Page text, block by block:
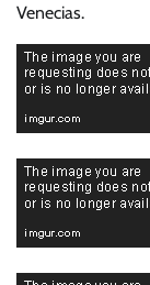
Venecias.